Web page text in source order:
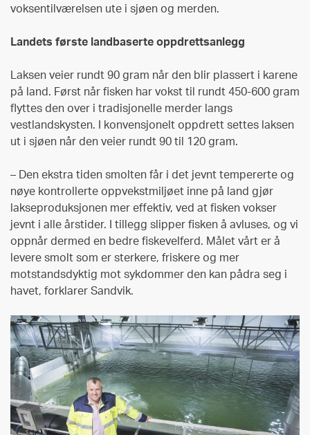
voksentilværelsen ute i sjøen og merden.
Landets første landbaserte oppdrettsanlegg
Laksen veier rundt 90 gram når den blir plassert i karene
på land. Først når fisken har vokst til rundt 450-600 gram
flyttes den over i tradisjonelle merder langs
vestlandskysten. I konvensjonelt oppdrett settes laksen
ut i sjøen når den veier rundt 90 til 120 gram.
– Den ekstra tiden smolten får i det jevnt tempererte og
nøye kontrollerte oppvekstmiljøet inne på land gjør
lakseproduksjonen mer effektiv, ved at fisken vokser
jevnt i alle årstider. I tillegg slipper fisken å avluses, og vi
oppnår dermed en bedre fiskevelferd. Målet vårt er å
levere smolt som er sterkere, friskere og mer
motstandsdyktig mot sykdommer den kan pådra seg i
havet, forklarer Sandvik.